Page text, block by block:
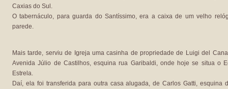
Caxias do Sul.
O tabernáculo, para guarda do Santíssimo, era a caixa de um velho
parede.
Mais tarde, serviu de Igreja uma casinha de propriedade de Luigi del
Avenida Júlio de Castilhos, esquina rua Garibaldi, onde hoje se situa o
Estrela.
Daí, ela foi transferida para outra casa alugada, de Carlos Gatti, esquina